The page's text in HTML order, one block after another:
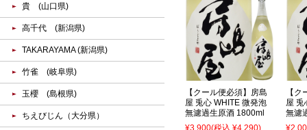
【クール便必須】房島
屋 兎心 WHITE 微発泡
無濾過生原酒 1800ml
¥3,900(税込 ¥4,290)
【
屋 兎
無濾
貴 (山口県)
高千代 (新潟県)
TAKARAYAMA (新潟県)
竹雀 (岐阜県)
玉櫻 (島根県)
ちえびじん（大分県）